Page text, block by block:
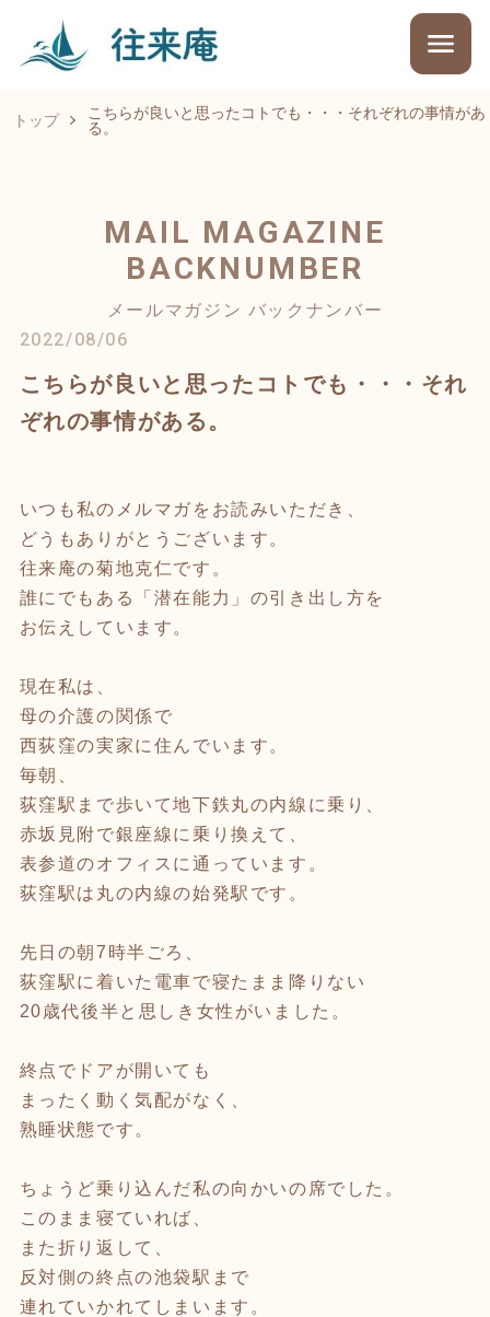
トップ
こちらが良いと思ったコトでも・・・それぞれの事情があ
る。
MAIL MAGAZINE
BACKNUMBER
メールマガジン バックナンバー
2022/08/06
こちらが良いと思ったコトでも・・・それ
ぞれの事情がある。
いつも私のメルマガをお読みいただき、
どうもありがとうございます。
往来庵の菊地克仁です。
誰にでもある「潜在能力」の引き出し方を
お伝えしています。
現在私は、
母の介護の関係で
西荻窪の実家に住んでいます。
毎朝、
荻窪駅まで歩いて地下鉄丸の内線に乗り、
赤坂見附で銀座線に乗り換えて、
表参道のオフィスに通っています。
荻窪駅は丸の内線の始発駅です。
先日の朝7時半ごろ、
荻窪駅に着いた電車で寝たまま降りない
20歳代後半と思しき女性がいました。
終点でドアが開いても
まったく動く気配がなく、
熟睡状態です。
ちょうど乗り込んだ私の向かいの席でした。
このまま寝ていれば、
また折り返して、
反対側の終点の池袋駅まで
連れていかれてしまいます。